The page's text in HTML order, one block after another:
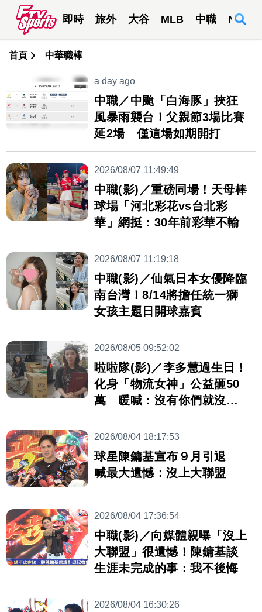
即時 旅外 大谷 MLB 中職 NBA
首頁 中華職棒
a day ago
中職／中颱「白海豚」挾狂
風暴雨襲台！父親節3場比賽
延2場 僅這場如期開打
2026/08/07 11:49:49
中職(影)／重磅同場！天母棒
球場「河北彩花vs台北彩
華」網挺：30年前彩華不輸
2026/08/07 11:19:18
中職(影)／仙氣日本女優降臨
南台灣！8/14將擔任統一獅
女孩主題日開球嘉賓
2026/08/05 09:52:02
啦啦隊(影)／李多慧過生日！
化身「物流女神」公益砸50
萬 暖喊：沒有你們就沒有
我
2026/08/04 18:17:53
球星陳鏞基宣布９月引退
喊最大遺憾：沒上大聯盟
2026/08/04 17:36:54
中職(影)／向媒體親曝「沒上
大聯盟」很遺憾！陳鏞基談
生涯未完成的事：我不後悔
2026/08/04 16:30:26